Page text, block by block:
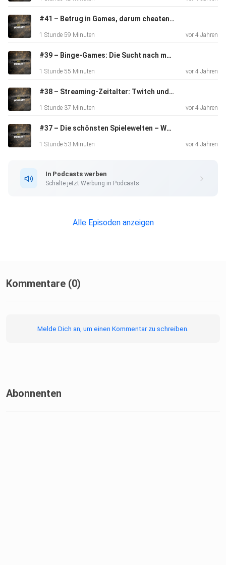
Besetzung:
Alexander Panknin
Dariusz Müller
Gaming-Podcast gerne abonnieren wollt, könnt ihr das mit
#41 – Betrug in Games, darum cheaten wir
1 Stunde 59 Minuten vor 4 Jahren
#39 – Binge-Games: Die Sucht nach mehr
1 Stunde 55 Minuten vor 4 Jahren
#38 – Streaming-Zeitalter: Twitch und Co.
1 Stunde 37 Minuten vor 4 Jahren
#37 – Die schönsten Spielewelten – Was macht sie so besonders?
1 Stunde 53 Minuten vor 4 Jahren
In Podcasts werben
Schalte jetzt Werbung in Podcasts.
Alle Episoden anzeigen
Kommentare (0)
Melde Dich an, um einen Kommentar zu schreiben.
Abonnenten